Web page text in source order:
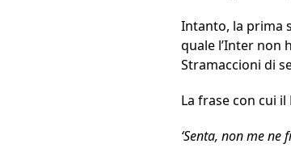
Intanto, la prima
quale l’Inter non
Stramaccioni di
La frase con cui
‘Senta, non me